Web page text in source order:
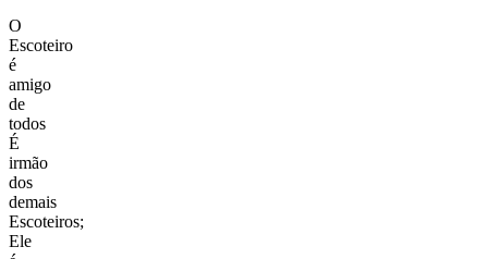
O
Escoteiro
é
amigo
de
todos
É
irmão
dos
demais
Escoteiros;
Ele